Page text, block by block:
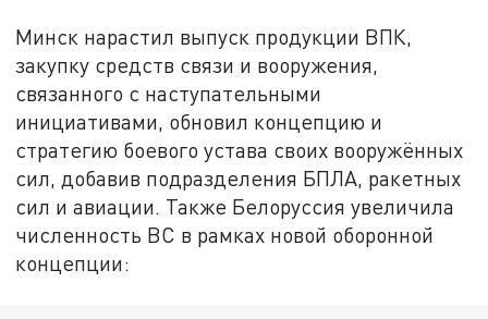
Минск нарастил выпуск продукции ВПК,
закупку средств связи и вооружения,
связанного с наступательными
инициативами, обновил концепцию и
стратегию боевого устава своих вооружённых
сил, добавив подразделения БПЛА, ракетных
сил и авиации. Также Белоруссия увеличила
численность ВС в рамках новой оборонной
концепции: